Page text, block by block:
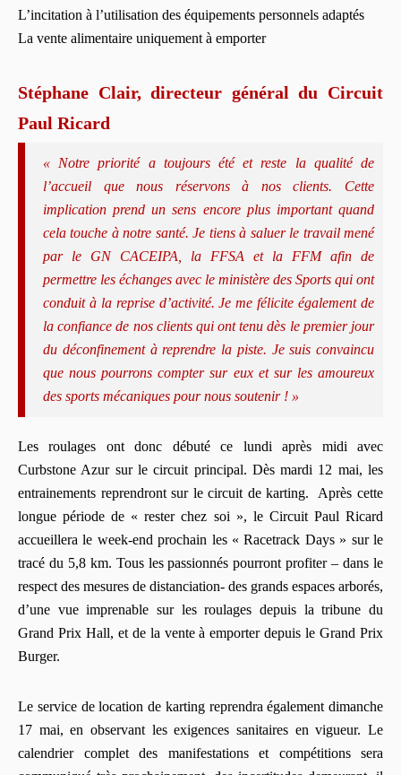
L’incitation à l’utilisation des équipements personnels adaptés
La vente alimentaire uniquement à emporter
Stéphane Clair, directeur général du Circuit
Paul Ricard
« Notre priorité a toujours été et reste la qualité de
l’accueil que nous réservons à nos clients. Cette
implication prend un sens encore plus important quand
cela touche à notre santé. Je tiens à saluer le travail mené
par le GN CACEIPA, la FFSA et la FFM afin de
permettre les échanges avec le ministère des Sports qui ont
conduit à la reprise d’activité. Je me félicite également de
la confiance de nos clients qui ont tenu dès le premier jour
du déconfinement à reprendre la piste. Je suis convaincu
que nous pourrons compter sur eux et sur les amoureux
des sports mécaniques pour nous soutenir ! »
Les roulages ont donc débuté ce lundi après midi avec
Curbstone Azur sur le circuit principal. Dès mardi 12 mai, les
entrainements reprendront sur le circuit de karting. Après cette
longue période de « rester chez soi », le Circuit Paul Ricard
accueillera le week-end prochain les « Racetrack Days » sur le
tracé du 5,8 km. Tous les passionnés pourront profiter – dans le
respect des mesures de distanciation- des grands espaces arborés,
d’une vue imprenable sur les roulages depuis la tribune du
Grand Prix Hall, et de la vente à emporter depuis le Grand Prix
Burger.
Le service de location de karting reprendra également dimanche
17 mai, en observant les exigences sanitaires en vigueur. Le
calendrier complet des manifestations et compétitions sera